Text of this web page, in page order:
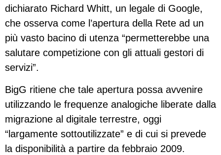
dichiarato Richard Whitt, un legale di Google,
che osserva come l’apertura della Rete ad un
più vasto bacino di utenza “permetterebbe una
salutare competizione con gli attuali gestori di
servizi”.
BigG ritiene che tale apertura possa avvenire
utilizzando le frequenze analogiche liberate dalla
migrazione al digitale terrestre, oggi
“largamente sottoutilizzate” e di cui si prevede
la disponibilità a partire da febbraio 2009.